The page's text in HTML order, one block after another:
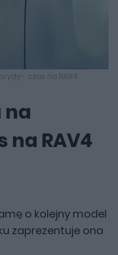
- czas na RAV4
na
na RAV4
o kolejny model
zaprezentuje ona